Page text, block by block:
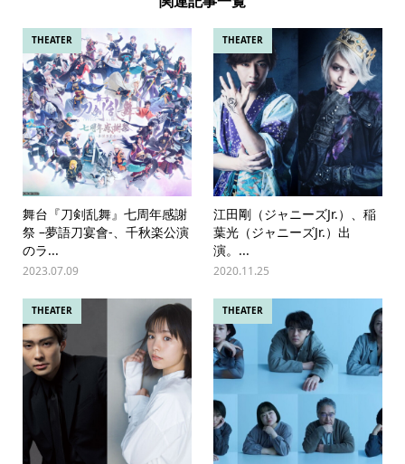
THEATER
舞台『刀剣乱舞』七周年感謝
祭 –夢語刀宴會-、千秋楽公演
のラ...
2023.07.09
THEATER
江田剛（ジャニーズJr.）、稲
葉光（ジャニーズJr.）出
演。...
2020.11.25
THEATER THEATER